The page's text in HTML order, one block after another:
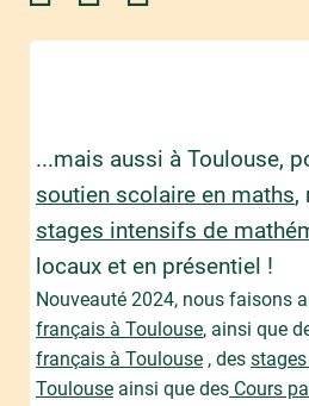
...mais aussi à Toulouse,
soutien scolaire en maths,
stages intensifs de
locaux et en présentiel !
Nouveauté 2024, nous faisons
français à Toulouse, ainsi que
français à Toulouse, des
Toulouseainsi que desCours